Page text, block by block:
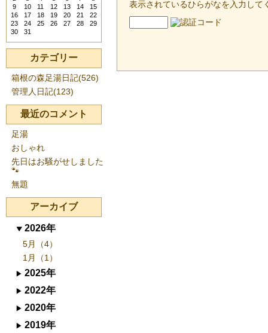
表示されているひらがなを入力して
9
10 11 12 13 14
15
16
17 18 19 20 21
22
23
24 25 26 27 28
29
30
31
カテゴリー
箱根の森足湯日記(526)
管理人日記(123)
最近のコメント
足湯
おしゃれ
先日はお騒がせしました
🐾
無題
アーカイブ
2026年
5月（4）
1月（1）
2025年
2022年
2020年
2019年